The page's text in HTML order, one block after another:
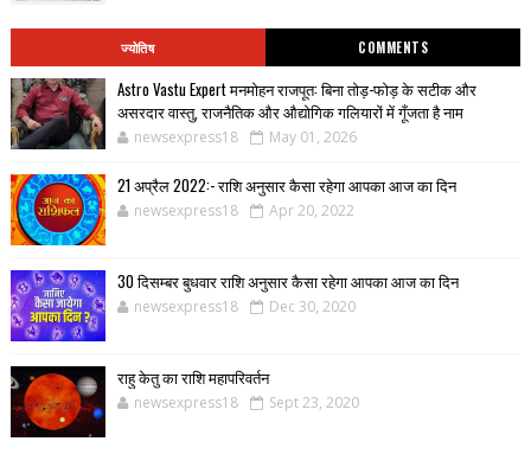
ज्योतिष COMMENTS
Astro Vastu Expert मनमोहन राजपूत: बिना तोड़-फोड़ के सटीक और
असरदार वास्तु, राजनैतिक और औद्योगिक गलियारों में गूँजता है नाम
newsexpress18 May 01, 2026
21 अप्रैल 2022:- राशि अनुसार कैसा रहेगा आपका आज का दिन
newsexpress18 Apr 20, 2022
30 दिसम्बर बुधवार राशि अनुसार कैसा रहेगा आपका आज का दिन
newsexpress18 Dec 30, 2020
राहु केतु का राशि महापरिवर्तन
newsexpress18 Sept 23, 2020